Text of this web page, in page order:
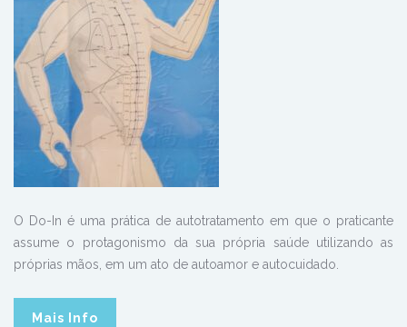
O Do-In é uma prática de autotratamento em que o praticante
assume o protagonismo da sua própria saúde utilizando as
próprias mãos, em um ato de autoamor e autocuidado.
Mais Info